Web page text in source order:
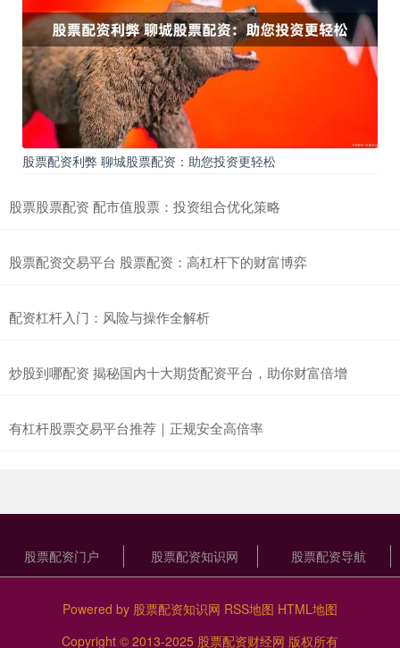
股票配资利弊 聊城股票配资：助您投资更轻松
股票股票配资 配市值股票：投资组合优化策略
股票配资交易平台 股票配资：高杠杆下的财富博弈
配资杠杆入门：风险与操作全解析
炒股到哪配资 揭秘国内十大期货配资平台，助你财富倍增
有杠杆股票交易平台推荐｜正规安全高倍率
股票配资门户 股票配资知识网 股票配资导航
Powered by 股票配资知识网 RSS地图 HTML地图
Copyright © 2013-2025 股票配资财经网 版权所有